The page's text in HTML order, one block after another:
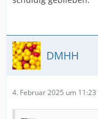
DMHH
4. Februar 2025 um 11:23